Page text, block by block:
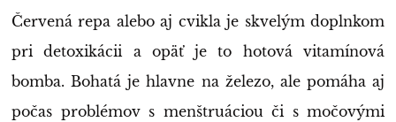
Červená repa alebo aj cvikla je skvelým doplnkom
pri detoxikácii a opäť je to hotová vitamínová
bomba. Bohatá je hlavne na železo, ale pomáha aj
počas problémov s menštruáciou či s močovými